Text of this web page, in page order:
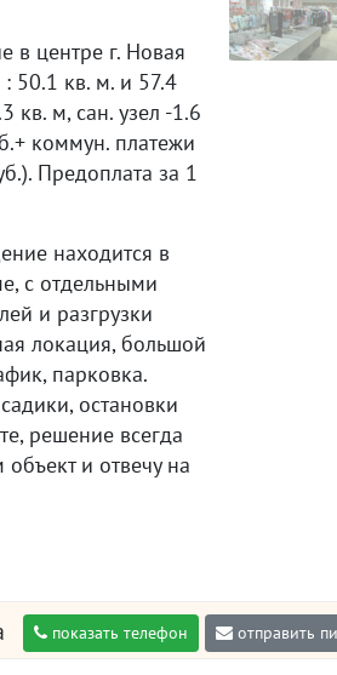
в центре г. Новая
50.1 кв. м. и 57.4
кв. м, сан. узел -1.6
коммун. платежи
Предоплата за 1
находится в
с отдельными
и разгрузки
локация, большой
парковка.
остановки
решение всегда
и отвечу на
показать телефон отправить